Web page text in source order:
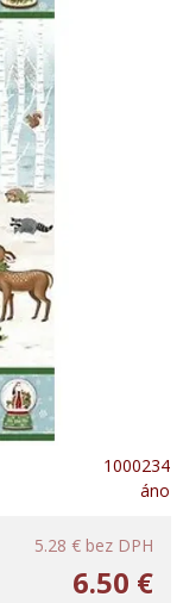
1000234
áno
5.28 € bez DPH
6.50 €